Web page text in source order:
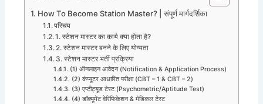
How To Become Station Master? | संपूर्ण मार्गदर्शिका
परिचय
1. स्टेशन मास्टर का कार्य क्या होता है?
2. स्टेशन मास्टर बनने के लिए योग्यता
3. स्टेशन मास्टर भर्ती प्रक्रिया
(1) ऑनलाइन आवेदन (Notification & Application Process)
(2) कंप्यूटर आधारित परीक्षा (CBT – 1 & CBT – 2)
(3) एप्टीट्यूड टेस्ट (Psychometric/Aptitude Test)
(4) डॉक्यूमेंट वेरिफिकेशन & मेडिकल टेस्ट